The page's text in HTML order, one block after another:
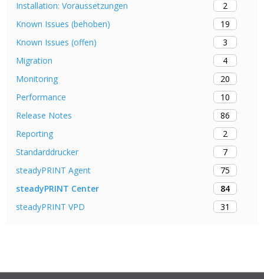
Installation: Voraussetzungen
2
Known Issues (behoben)
19
Known Issues (offen)
3
Migration
4
Monitoring
20
Performance
10
Release Notes
86
Reporting
2
Standarddrucker
7
steadyPRINT Agent
75
steadyPRINT Center
84
steadyPRINT VPD
31